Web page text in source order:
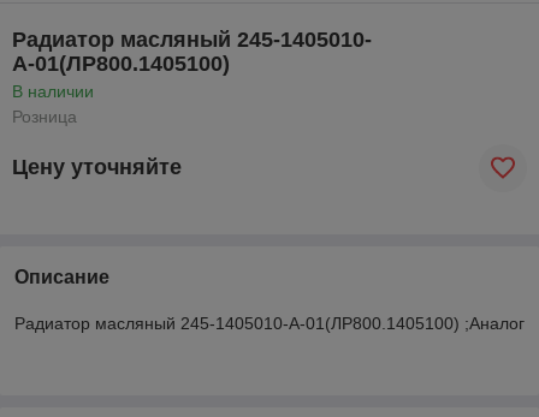
Радиатор масляный 245-1405010-
А-01(ЛР800.1405100)
В наличии
Розница
Цену уточняйте
Описание
Радиатор масляный 245-1405010-А-01(ЛР800.1405100) ;Аналог